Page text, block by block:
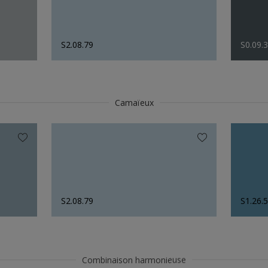
S2.08.79
Camaïeux
S2.08.79
Combinaison harmonieuse